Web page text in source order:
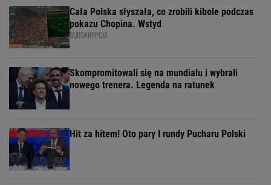
Cała Polska słyszała, co zrobili kibole podczas
pokazu Chopina. Wstyd
SUBSKRYPCJA
Skompromitowali się na mundialu i wybrali
nowego trenera. Legenda na ratunek
Hit za hitem! Oto pary I rundy Pucharu Polski